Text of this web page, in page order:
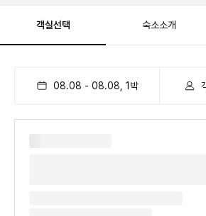
객실선택 숙소소개
08.08 - 08.08 1 박